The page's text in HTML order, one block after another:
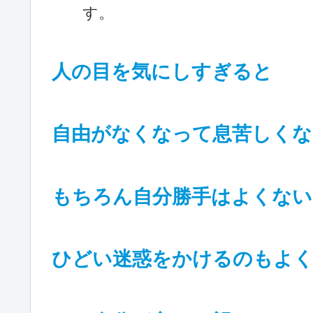
す。
人の目を気にしすぎると
自由がなくなって息苦しく
もちろん自分勝手はよくない
ひどい迷惑をかけるのもよ